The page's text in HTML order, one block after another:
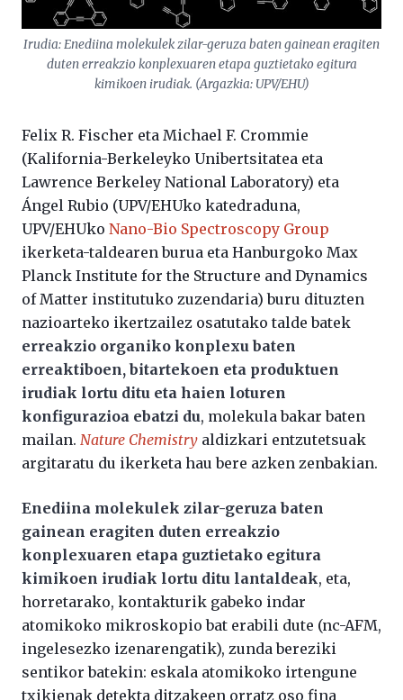
Irudia: Enediina molekulek zilar-geruza baten gainean eragiten
duten erreakzio konplexuaren etapa guztietako egitura
kimikoen irudiak. (Argazkia: UPV/EHU)
Felix R. Fischer eta Michael F. Crommie
(Kalifornia-Berkeleyko Unibertsitatea eta
Lawrence Berkeley National Laboratory) eta
Ángel Rubio (UPV/EHUko katedraduna,
UPV/EHUko Nano-Bio Spectroscopy Group
ikerketa-taldearen burua eta Hanburgoko Max
Planck Institute for the Structure and Dynamics
of Matter institutuko zuzendaria) buru dituzten
nazioarteko ikertzailez osatutako talde batek
erreakzio organiko konplexu baten
erreaktiboen, bitartekoen eta produktuen
irudiak lortu ditu eta haien loturen
konfigurazioa ebatzi du, molekula bakar baten
mailan. Nature Chemistry aldizkari entzutetsuak
argitaratu du ikerketa hau bere azken zenbakian.
Enediina molekulek zilar-geruza baten
gainean eragiten duten erreakzio
konplexuaren etapa guztietako egitura
kimikoen irudiak lortu ditu lantaldeak, eta,
horretarako, kontakturik gabeko indar
atomikoko mikroskopio bat erabili dute (nc-AFM,
ingelesezko izenarengatik), zunda bereziki
sentikor batekin: eskala atomikoko irtengune
txikienak detekta ditzakeen orratz oso fina